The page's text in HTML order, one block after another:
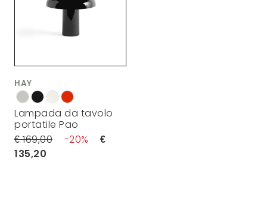
HAY
Lampada da tavolo
portatile Pao
169,00
20
135,20